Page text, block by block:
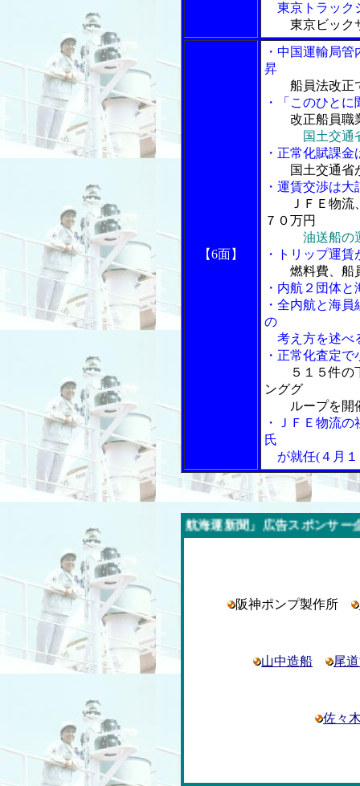
東京トラック
東京ビック
【6面】
・中国運輸局
昇
船員法改正
・「このひとに
改正船員職
国土交
・正常化賦課
国土交通省
・運賃交渉は
ＪＦＥ物
７０万円
油送船の
・トリップ運
燃料費、船
・内航２団体
・全内航と海
の
考え方を述べ
・正常化査定
５１５件
ンググ
ループを開
・ＪＦＥ物流
氏
が就任(４月１
今週の「内航海運新聞」広告スポンサー企業
阪神ポンプ製作所
山中造船 尾
佐々